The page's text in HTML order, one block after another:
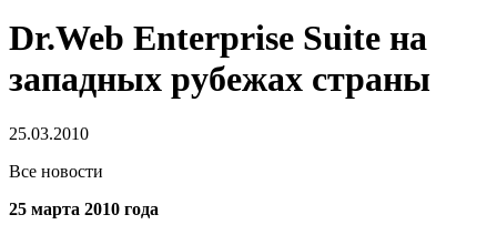
Dr.Web Enterprise Suite на
западных рубежах страны
25.03.2010
Все новости
25 марта 2010 года